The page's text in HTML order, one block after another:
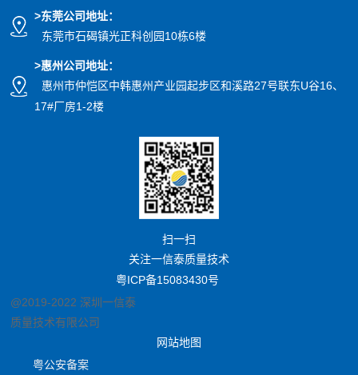
>东莞公司地址：
东莞市石碣镇光正科创园10栋6楼
>惠州公司地址：
惠州市仲恺区中韩惠州产业园起步区和溪路27号联东U谷16、
17#厂房1-2楼
扫一扫
关注一信泰质量技术
粤ICP备15083430号
@2019-2022 深圳一信泰
质量技术有限公司
网站地图
粤公安备案